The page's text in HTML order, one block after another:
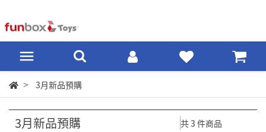
3月新品預購
3月新品預購 共 3 件商品